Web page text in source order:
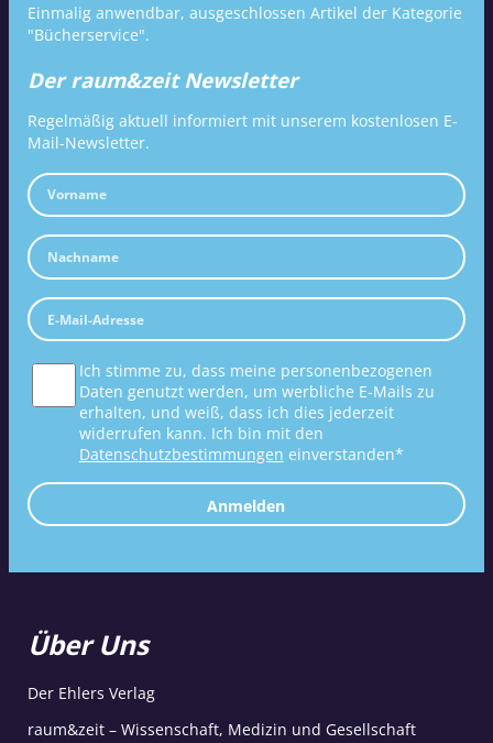
Einmalig anwendbar, ausgeschlossen Artikel der Kategorie
"Bücherservice".
Der raum&zeit Newsletter
Regelmäßig aktuell informiert mit unserem kostenlosen E-
Mail-Newsletter.
Ich stimme zu, dass meine personenbezogenen
Daten genutzt werden, um werbliche E-Mails zu
erhalten, und weiß, dass ich dies jederzeit
widerrufen kann. Ich bin mit den
Datenschutzbestimmungen einverstanden*
Anmelden
Über Uns
Der Ehlers Verlag
raum&zeit – Wissenschaft, Medizin und Gesellschaft